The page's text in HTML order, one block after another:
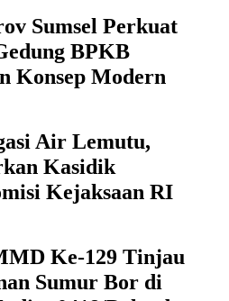
Sumsel Perkuat
BPKB
Konsep Modern
Air Lemutu,
Kasidik
Kejaksaan RI
Ke-129 Tinjau
Sumur Bor di